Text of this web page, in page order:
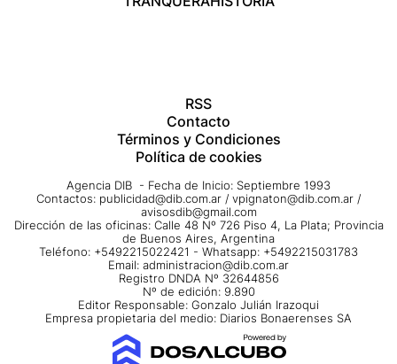
RSS
Contacto
Términos y Condiciones
Política de cookies
Agencia DIB - Fecha de Inicio: Septiembre 1993
Contactos: publicidad@dib.com.ar / vpignaton@dib.com.ar /
avisosdib@gmail.com
Dirección de las oficinas: Calle 48 Nº 726 Piso 4, La Plata; Provincia
de Buenos Aires, Argentina
Teléfono: +5492215022421 - Whatsapp: +5492215031783
Email: administracion@dib.com.ar
Registro DNDA Nº 32644856
Nº de edición: 9.890
Editor Responsable: Gonzalo Julián Irazoqui
Empresa propietaria del medio: Diarios Bonaerenses SA